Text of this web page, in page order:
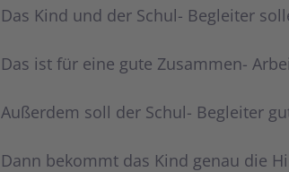
Das Kind und der Schul- Begleiter
Das ist für eine gute Zusammen-
Außerdem soll der Schul- Begleiter
Dann bekommt das Kind genau die